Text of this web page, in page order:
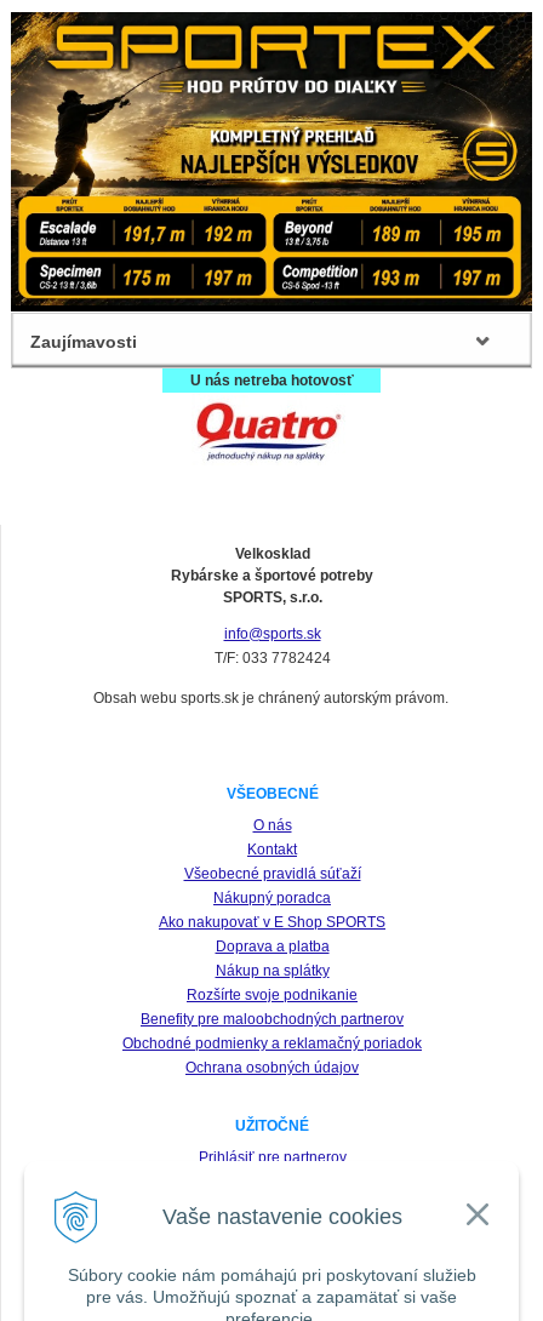
Vaše nastavenie cookies
Súbory cookie nám pomáhajú pri poskytovaní služieb
pre vás. Umožňujú spoznať a zapamätať si vaše
Zaujímavosti
U nás netreba hotovosť
Velkosklad
Rybárske a športové potreby
SPORTS, s.r.o.
info@sports.sk
T/F: 033 7782424
Obsah webu sports.sk je chránený autorským právom.
VŠEOBECNÉ
O nás
Kontakt
Všeobecné pravidlá súťaží
Nákupný poradca
Ako nakupovať v E Shop SPORTS
Doprava a platba
Nákup na splátky
Rozšírte svoje podnikanie
Benefity pre maloobchodných partnerov
Obchodné podmienky a reklamačný poriadok
Ochrana osobných údajov
UŽITOČNÉ
Prihlásiť pre partnerov
Zabudnuté heslo
SLEDUJTE NÁS VŠADE